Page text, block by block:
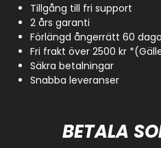
Tillgång till fri support
2 års garanti
Förlängd ångerrätt 60
Fri frakt över 2500 kr
Säkra betalningar
Snabba leveranser
BETALA